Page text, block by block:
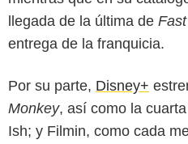
llegada de la última de
entrega de la franquicia.
Por su parte, Disney+
Monkey, así como la
Ish; y Filmin, como cada